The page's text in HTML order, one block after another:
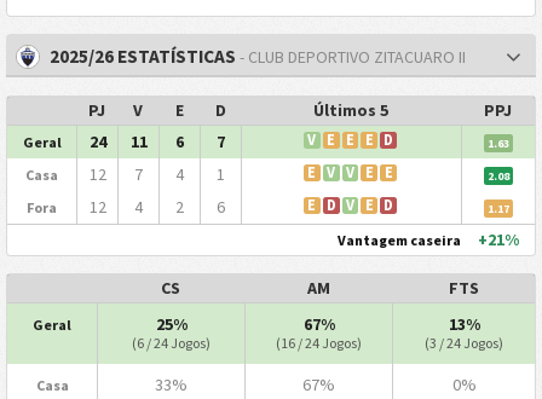
2025/26 ESTATÍSTICAS - CLUB DEPORTIVO ZITACUARO II
PJ V E D Últimos 5 PPJ
Geral 24 11 6 7 V E E E D 1.63
Casa 12 7 4 1 E V V E E 2.08
Fora 12 4 2 6 E D V E D 1.17
Vantagem caseira +21%
CS AM FTS
Geral 25%
(6 / 24 Jogos)
67%
(16 / 24 Jogos)
13%
(3 / 24 Jogos)
Casa 33% 67% 0%